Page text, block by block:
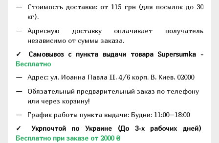
Стоимость доставки: от 115 грн (для посылок до 30
кг).
Адресную доставку оплачивает получатель
независимо от суммы заказа.
✓ Самовывоз с пункта выдачи товара Supersumka -
Бесплатно
Адрес: ул. Иоанна Павла II, 4/6 корп. В, Киев, 02000
Обязательный предварительный заказ по телефону
или через корзину!
График работы пункта выдачи: Будни: 11:00–18:00
✓ Укрпочтой по Украине (До 3-х рабочих дней)
Бесплатно при заказе от 2000 ₴